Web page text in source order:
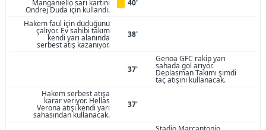
Manganiello sarı kartını
Ondrej Duda için kullandı.
40'
Hakem faul için düdüğünü
çalıyor. Ev sahibi takım
kendi yarı alanında
serbest atış kazanıyor.
38'
37'
Genoa GFC rakip yarı
sahada gol arıyor.
Deplasman Takımı şimdi
taç atışını kullanacak.
Hakem serbest atışa
karar veriyor. Hellas
Verona atışı kendi yarı
sahasından kullanacak.
37'